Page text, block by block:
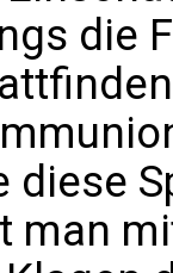
die
diese
man